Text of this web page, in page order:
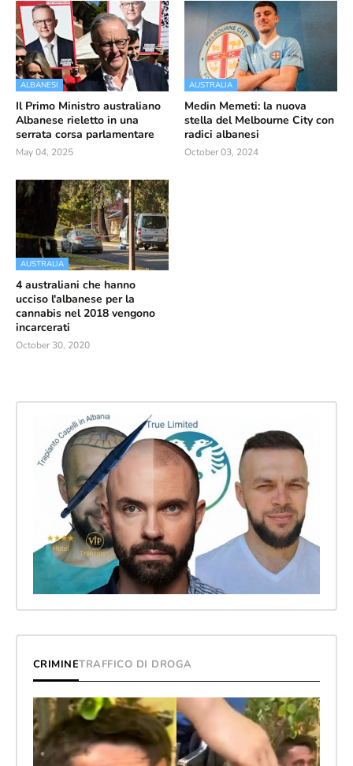
ALBANESI
Il Primo Ministro australiano
Albanese rieletto in una
serrata corsa parlamentare
May 04, 2025
AUSTRALIA
Medin Memeti: la nuova
stella del Melbourne City con
radici albanesi
October 03, 2024
AUSTRALIA
4 australiani che hanno
ucciso l'albanese per la
cannabis nel 2018 vengono
incarcerati
October 30, 2020
CRIMINETRAFFICO DI DROGA